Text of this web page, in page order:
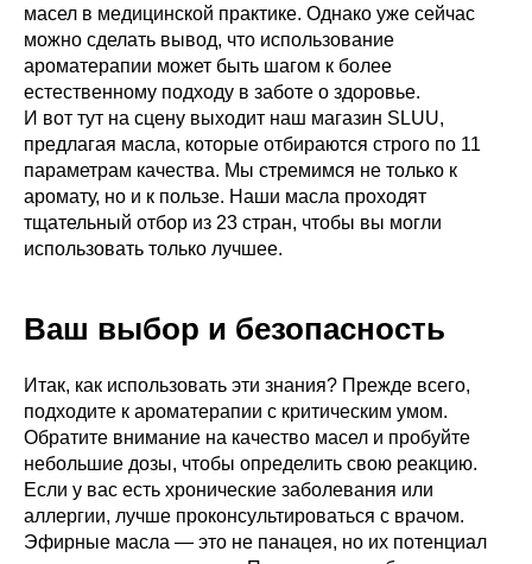
масел в медицинской практике. Однако уже сейчас
можно сделать вывод, что использование
ароматерапии может быть шагом к более
естественному подходу в заботе о здоровье.
И вот тут на сцену выходит наш магазин SLUU,
предлагая масла, которые отбираются строго по 11
параметрам качества. Мы стремимся не только к
аромату, но и к пользе. Наши масла проходят
тщательный отбор из 23 стран, чтобы вы могли
использовать только лучшее.
Ваш выбор и безопасность
Итак, как использовать эти знания? Прежде всего,
подходите к ароматерапии с критическим умом.
Обратите внимание на качество масел и пробуйте
небольшие дозы, чтобы определить свою реакцию.
Если у вас есть хронические заболевания или
аллергии, лучше проконсультироваться с врачом.
Эфирные масла — это не панацея, но их потенциал